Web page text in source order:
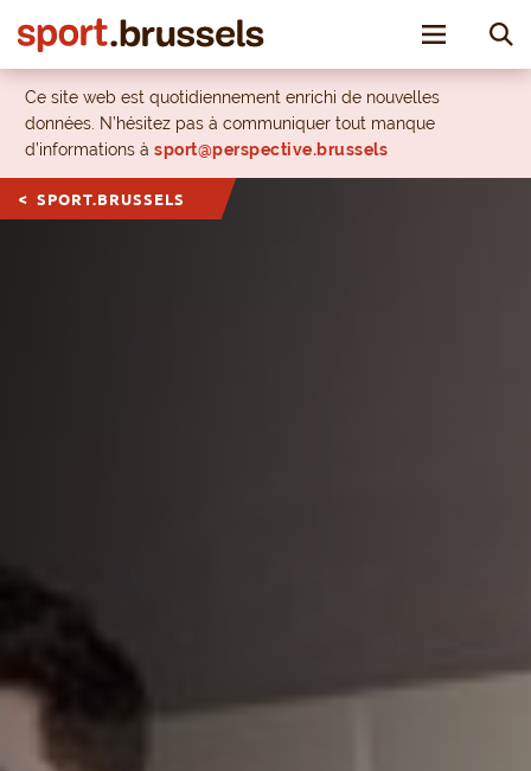
Toggle
Ce site web est quotidiennement enrichi de nouvelles
données. N’hésitez pas à communiquer tout manque
d’informations à sport@perspective.brussels
SPORT.BRUSSELS